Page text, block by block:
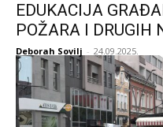
EDUKACIJA
POŽARA I DRUGIH
Deborah Sovilj - 24.09.2025.